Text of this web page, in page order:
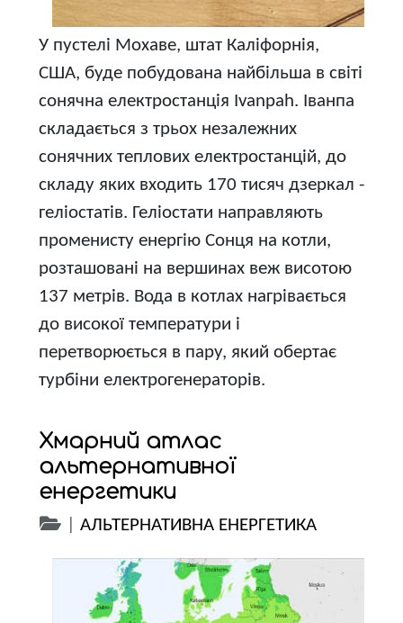
У пустелі Мохаве, штат Каліфорнія,
США, буде побудована найбільша в світі
сонячна електростанція Ivanpah. Іванпа
складається з трьох незалежних
сонячних теплових електростанцій, до
складу яких входить 170 тисяч дзеркал -
геліостатів. Геліостати направляють
променисту енергію Сонця на котли,
розташовані на вершинах веж висотою
137 метрів. Вода в котлах нагрівається
до високої температури і
перетворюється в пару, який обертає
турбіни електрогенераторів.
Хмарний атлас
альтернативної
енергетики
|АЛЬТЕРНАТИВНА ЕНЕРГЕТИКА